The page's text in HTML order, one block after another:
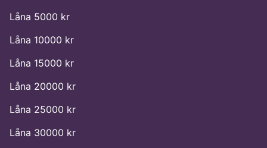
Låna 5000 kr
Låna 10000 kr
Låna 15000 kr
Låna 20000 kr
Låna 25000 kr
Låna 30000 kr